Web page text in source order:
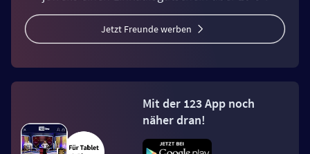
Jetzt Freunde werben
Mit der 123 App noch
näher dran!